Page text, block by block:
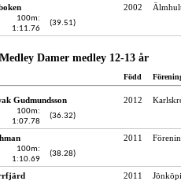
2002
100m:
1:11.76
(39.51)
Damer medley 12-13 år
Född
Gudmundsson 2012
100m:
1:07.78
(36.32)
2011
100m:
1:10.69
(38.28)
2011